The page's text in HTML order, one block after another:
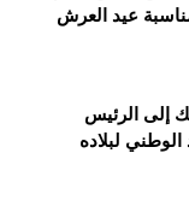
عيد العرش
إلى الرئيس
لبلاده